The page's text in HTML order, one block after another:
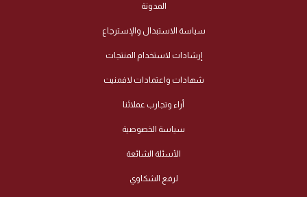
المدونة
سياسة الاستبدال والإسترجاع
إرشادات لاستخدام المنتجات
شهادات واعتمادات لافمنيت
أراء وتجارب عملائنا
سياسة الخصوصية
الأسئلة الشائعة
لرفع الشكاوي